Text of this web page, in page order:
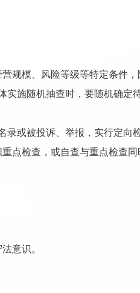
规模、风险等级等特定条件
施随机抽查时，要随机确定
或被投诉、举报，实行定向检
点检查，或自查与重点检查同
意识。